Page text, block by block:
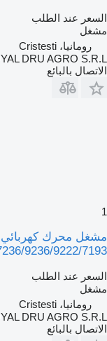
السعر عند الطلب
مشغل
رومانيا، Cristesti
DRU AGRO S.R.L.
الاتصال بالبائع
1
9236/9222/7193
السعر عند الطلب
مشغل
رومانيا، Cristesti
DRU AGRO S.R.L.
الاتصال بالبائع